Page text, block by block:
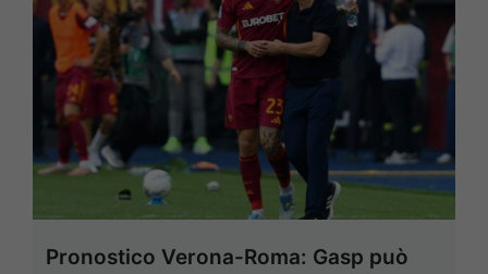
Pronostico Verona-Roma: Gasp può